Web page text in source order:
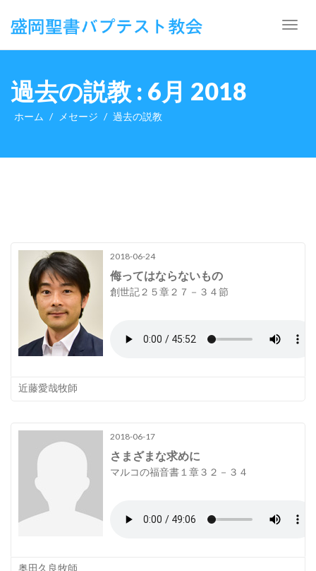
過去の説教 : 6月 2018
ホーム メセージ 過去の説教
2018-06-24
侮ってはならないもの
創世記２５章２７－３４節
近藤愛哉牧師
2018-06-17
さまざまな求めに
マルコの福音書１章３２－３４
奥田久良牧師